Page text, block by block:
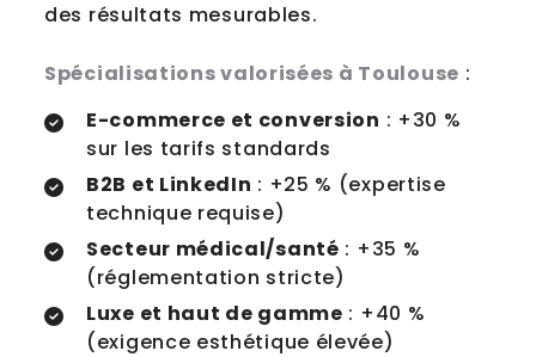
des résultats mesurables.
Spécialisations valorisées à Toulouse :
E-commerce et conversion : +30 %
sur les tarifs standards
B2B et LinkedIn : +25 % (expertise
technique requise)
Secteur médical/santé : +35 %
(réglementation stricte)
Luxe et haut de gamme : +40 %
(exigence esthétique élevée)